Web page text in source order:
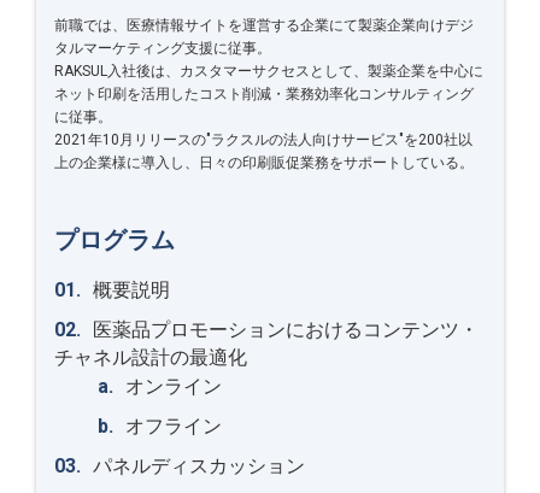
前職では、医療情報サイトを運営する企業にて製薬企業向けデジ
タルマーケティング支援に従事。
RAKSUL入社後は、カスタマーサクセスとして、製薬企業を中心に
ネット印刷を活用したコスト削減・業務効率化コンサルティング
に従事。
2021年10月リリースの"ラクスルの法人向けサービス"を200社以
上の企業様に導入し、日々の印刷販促業務をサポートしている。
プログラム
概要説明
医薬品プロモーションにおけるコンテンツ・
チャネル設計の最適化
オンライン
オフライン
パネルディスカッション